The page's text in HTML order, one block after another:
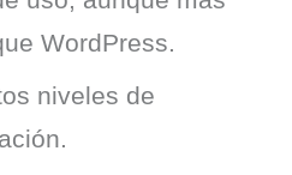
WordPress.
niveles de